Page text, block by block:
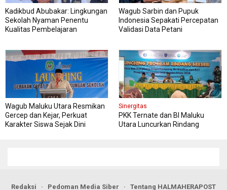
Kadikbud Abubakar: Lingkungan
Sekolah Nyaman Penentu
Kualitas Pembelajaran
Wagub Sarbin dan Pupuk
Indonesia Sepakati Percepatan
Validasi Data Petani
Wagub Maluku Utara Resmikan
Gercep dan Kejar, Perkuat
Karakter Siswa Sejak Dini
Sinergitas
PKK Ternate dan BI Maluku
Utara Luncurkan Rindang
Redaksi Pedoman Media Siber Tentang HALMAHERAPOST